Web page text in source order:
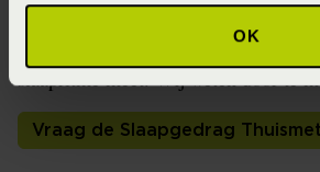
OK
de SlaapID sensor. Een sensor die 's
slaaphouding, slaapbeweging,
slaapritme meet. Wij weten door te
Vraag de Slaapgedrag